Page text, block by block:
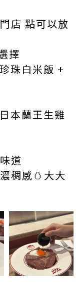
店 點可以放
擇
珠白米飯 +
本蘭王生雞
道
稠感🥚大大